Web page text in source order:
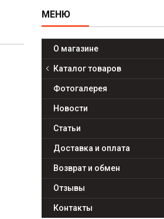
О магазине
Каталог товаров
Фотогалерея
Новости
Статьи
Доставка и оплата
Возврат и обмен
Отзывы
Контакты